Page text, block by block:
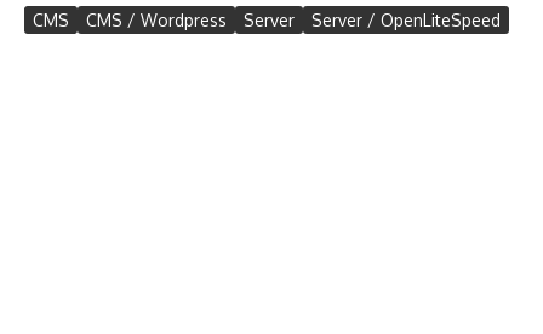
CMS CMS / Wordpress Server Server / OpenLiteSpeed